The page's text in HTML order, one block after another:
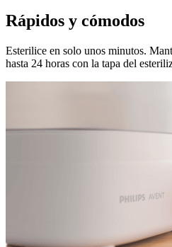
Rápidos y cómodos
Esterilice en solo unos minutos.
hasta 24 horas con la tapa del